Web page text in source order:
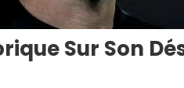
Sur Son